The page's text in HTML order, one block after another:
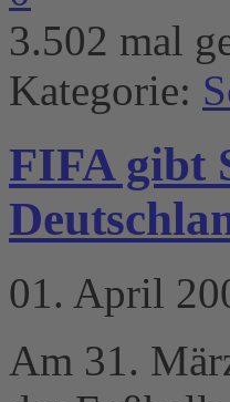
3.502 mal
Kategorie:
FIFA gibt
01. April
Am 31.